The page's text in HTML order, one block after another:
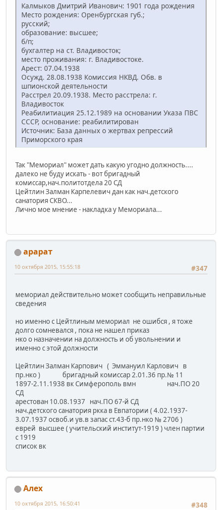
Калмыков Дмитрий Иванович: 1901 года рождения
Место рождения: Оренбургская губ.;
русский;
образование: высшее;
б/п;
бухгалтер на ст. Владивосток;
место проживания: г. Владивостоке.
Арест: 07.04.1938
Осужд. 28.08.1938 Комиссия НКВД. Обв. в
шпионской деятельности
Расстрел 20.09.1938. Место расстрела: г.
Владивосток
Реабилитиация 25.12.1989 на основании Указа ПВС
СССР, основание: реабилитирован
Источник: База данных о жертвах репрессий
Приморского края
Так "Мемориал" может дать какую угодно должность....
далеко не буду искать - вот бригадный
комиссар,нач.политотдела 20 СД
Цейтлин Залман Карпелевич дан как нач.детского
санатория СКВО...
Лично мое мнение - накладка у Мемориала...
арарат
#347
10 октября 2015, 15:55:18
мемориал действительно может сообщить неправильные
сведения
но именно с Цейтлиным мемориал не ошибся , я тоже
долго сомневался , пока не нашел приказ
нко о назначении на должность и об увольнении и
именно с этой должности
Цейтлин Залман Карпович ( Эммануил Карлович в
пр.нко ) бригадный комиссар 2.01.36 пр.№ 11
1897-2.11.1938 вк Симферополь вмн нач.ПО 20
СД
арестован 10.08.1937 нач.ПО 67-й СД
нач.детского санатория ркка в Евпатории ( 4.02.1937-
3.07.1937 освоб.и ув.в запас ст.43-б пр.нко № 2706 )
еврей высшее ( учительский институт-1919 ) член партии
с 1919
список вк
Алех
#348
10 октября 2015, 16:50:41